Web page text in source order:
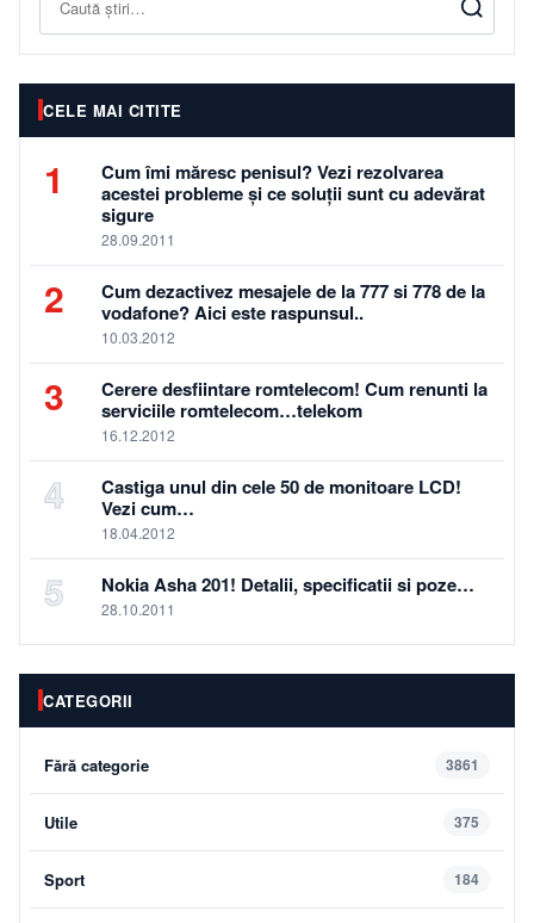
CELE MAI CITITE
1
Cum îmi măresc penisul? Vezi rezolvarea
acestei probleme și ce soluții sunt cu adevărat
sigure
28.09.2011
2
Cum dezactivez mesajele de la 777 si 778 de la
vodafone? Aici este raspunsul..
10.03.2012
3
Cerere desfiintare romtelecom! Cum renunti la
serviciile romtelecom…telekom
16.12.2012
4
Castiga unul din cele 50 de monitoare LCD!
Vezi cum…
18.04.2012
5 Nokia Asha 201! Detalii, specificatii si poze…
28.10.2011
CATEGORII
Fără categorie 3861
Utile 375
Sport 184